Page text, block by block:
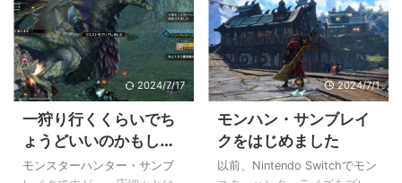
ね・・・ 一応、当初の予定通
りにガンダムブレイカー４を
発売日にダウンロードして有
休をとって一日やったりして
たんですけど・・・・ん
～・・・・って感じでした。
カスタマイズ性も低いわけで
はないんだけど、2週間くらい
で飽きてしまったかな
ぁ・・・ アプデでバグ的なの
えたあたりから装備と敵の強
さが合わなくなってきていた
んですが、傀異克服テオテス
カトルを倒して炎王龍の破傀
玉が出てくれたおかげで装備
を刷新する事が出来ました。
重ね着でプライマルになっ
てるけど、中身はスカスカ(;´Д
｀) とりあえずリバルカイザー
装備を集めていこう。 その
2024/7/17
一狩り行くくらいでち
ょうどいいのかもしれ
ない
モンスターハンター・サンブ
2024/7/1
モンハン・サンブレイ
クをはじめました
以前、Nintendo Switchでモン